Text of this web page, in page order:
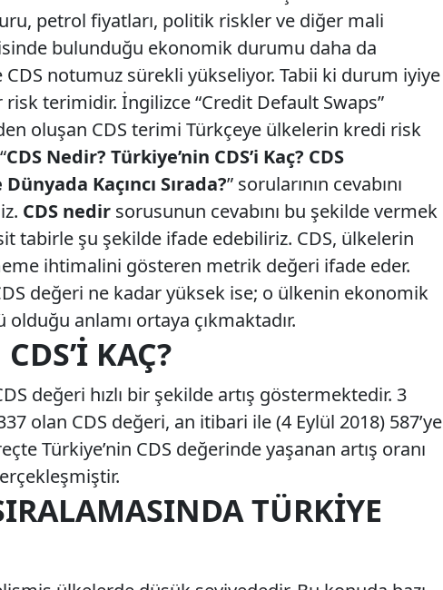
petrol fiyatları, politik riskler ve diğer mali
bulunduğu ekonomik durumu daha da
CDS notumuz sürekli yükseliyor. Tabii ki durum iyiye
risk terimidir. İngilizce “Credit Default Swaps”
oluşan CDS terimi Türkçeye ülkelerin kredi risk
CDS Nedir? Türkiye’nin CDS’i Kaç? CDS
Kaçıncı Sırada?” sorularının cevabını
CDS nedir sorusunun cevabını bu şekilde vermek
tabirle şu şekilde ifade edebiliriz. CDS, ülkelerin
ihtimalini gösteren metrik değeri ifade eder.
değeri ne kadar yüksek ise; o ülkenin ekonomik
anlamı ortaya çıkmaktadır.
KAÇ?
değeri hızlı bir şekilde artış göstermektedir. 3
olan CDS değeri, an itibari ile (4 Eylül 2018) 587’ye
Türkiye’nin CDS değerinde yaşanan artış oranı
TÜRKIYE